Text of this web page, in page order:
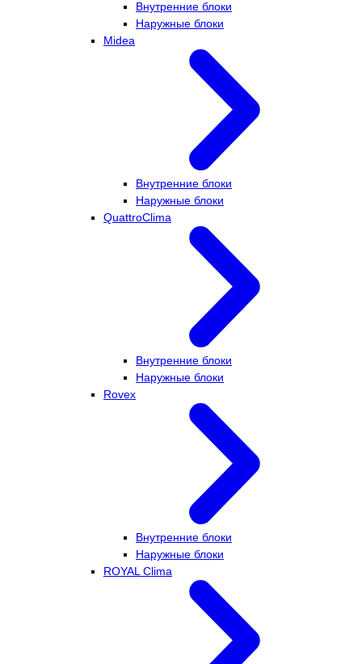
Внутренние блоки
Наружные блоки
Midea
Внутренние блоки
Наружные блоки
QuattroClima
Внутренние блоки
Наружные блоки
Rovex
Внутренние блоки
Наружные блоки
ROYAL Clima